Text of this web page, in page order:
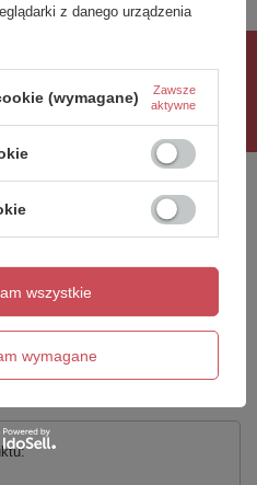
Masz pytania?
opinię
ocena:
z danego urządzenia
(wymagane)
Zawsze
aktywne
wymagane
wszystkie